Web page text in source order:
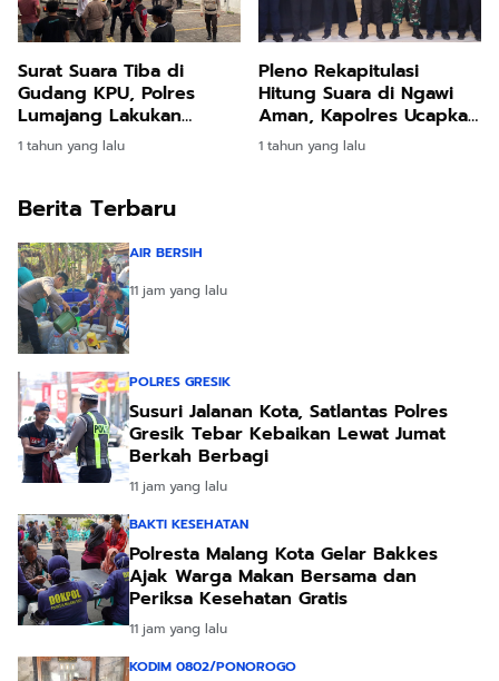
Surat Suara Tiba di
Gudang KPU, Polres
Lumajang Lakukan
Pengamanan
1 tahun yang lalu
Pleno Rekapitulasi
Hitung Suara di Ngawi
Aman, Kapolres Ucapkan
Terima Kasih
1 tahun yang lalu
Berita Terbaru
AIR BERSIH
11 jam yang lalu
POLRES GRESIK
Susuri Jalanan Kota, Satlantas Polres
Gresik Tebar Kebaikan Lewat Jumat
Berkah Berbagi
11 jam yang lalu
BAKTI KESEHATAN
Polresta Malang Kota Gelar Bakkes
Ajak Warga Makan Bersama dan
Periksa Kesehatan Gratis
11 jam yang lalu
KODIM 0802/PONOROGO